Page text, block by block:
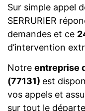
Sur simple appel
SERRURIER
demandes et ce
d’intervention
Notre entreprise
(77131) est
vos appels et
sur tout le